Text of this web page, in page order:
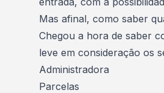
Mas afinal, como saber
Chegou a hora de saber
leve em consideração os
Administradora
Parcelas